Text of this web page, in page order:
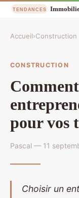
Accueil›Construction
CONSTRUCTION
pour vos
Pascal — 11
Choisir un